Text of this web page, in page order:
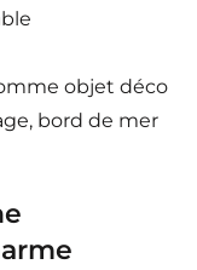
objet déco
bord de mer